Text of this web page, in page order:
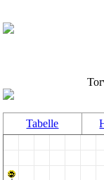
Tabelle